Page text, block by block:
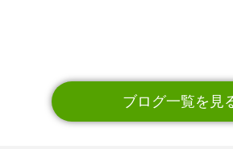
ブログ一覧を見